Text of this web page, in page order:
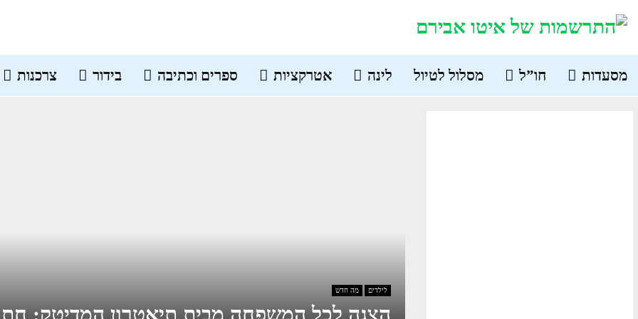
מסעדות חו”ל מסלול לטיול לינה אטרקציות ספרים וכתיבה בידור צרכנות
לילדים מה חדש